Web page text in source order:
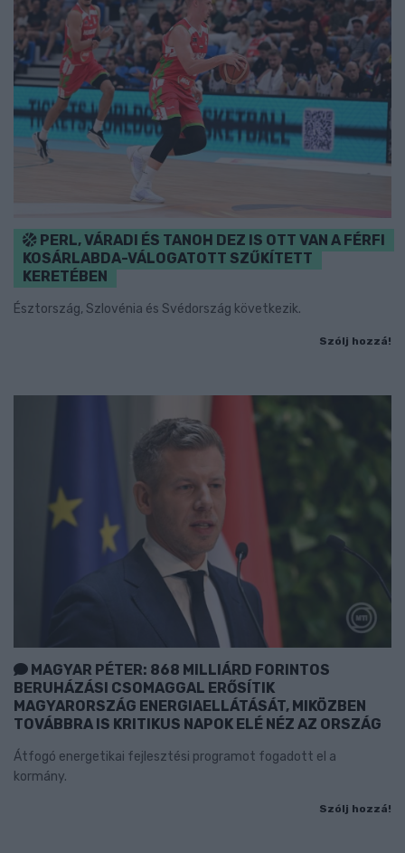
PERL, VÁRADI ÉS TANOH DEZ IS OTT VAN A FÉRFI
KOSÁRLABDA-VÁLOGATOTT SZŰKÍTETT
KERETÉBEN
Észtország, Szlovénia és Svédország következik.
Szólj hozzá!
MAGYAR PÉTER: 868 MILLIÁRD FORINTOS
BERUHÁZÁSI CSOMAGGAL ERŐSÍTIK
MAGYARORSZÁG ENERGIAELLÁTÁSÁT, MIKÖZBEN
TOVÁBBRA IS KRITIKUS NAPOK ELÉ NÉZ AZ ORSZÁG
Átfogó energetikai fejlesztési programot fogadott el a
kormány.
Szólj hozzá!